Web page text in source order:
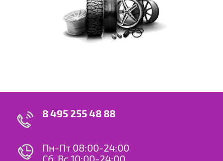
8 495 255 48 88
Пн-Пт 08:00-24:00
Сб, Вс 10:00-24:00